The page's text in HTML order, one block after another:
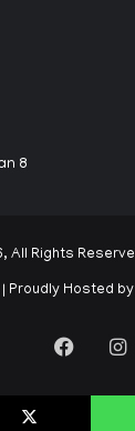
8
All Rights
| Proudly Hosted by